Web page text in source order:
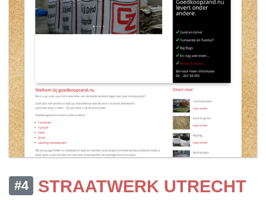
#4
STRAATWERK UTRECHT